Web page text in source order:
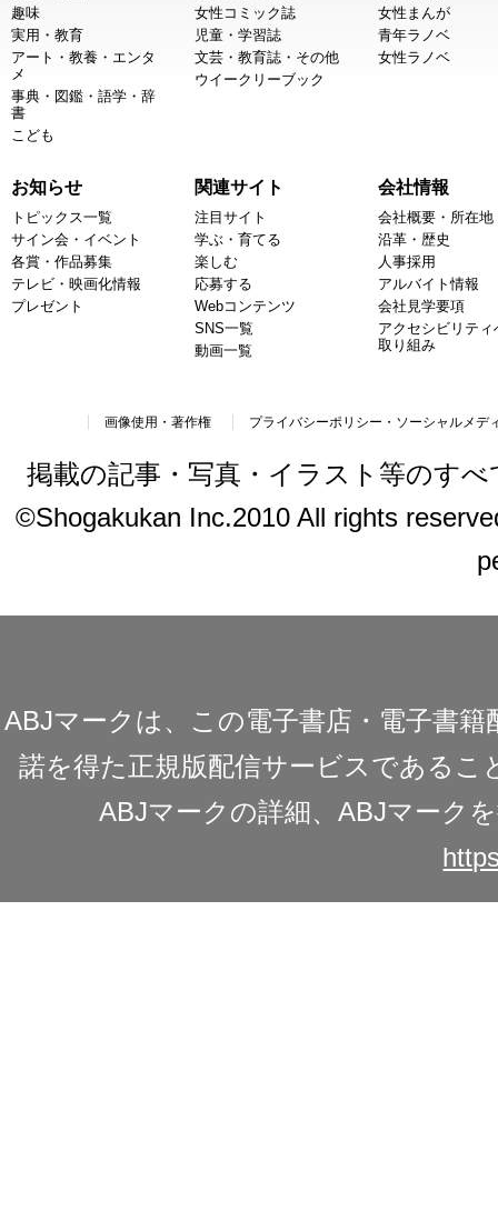
趣味
実用・教育
アート・教養・エンタ
メ
事典・図鑑・語学・辞
書
こども
女性コミック誌
児童・学習誌
文芸・教育誌・その他
ウイークリーブック
女性まんが
青年ラノベ
女性ラノベ
お知らせ
トピックス一覧
サイン会・イベント
各賞・作品募集
テレビ・映画化情報
プレゼント
関連サイト
注目サイト
学ぶ・育てる
楽しむ
応募する
Webコンテンツ
SNS一覧
動画一覧
会社情報
会社概要・所在地
沿革・歴史
人事採用
アルバイト情報
会社見学要項
アクセシビリティ
取り組み
画像使用・著作権 プライバシーポリシー・ソーシャルメデ
掲載の記事・写真・イラスト等のす
©Shogakukan Inc.2010 All rights
ABJマークは、この電子書店・電子書
諾を得た正規版配信サービスであるこ
ABJマークの詳細、ABJマーク